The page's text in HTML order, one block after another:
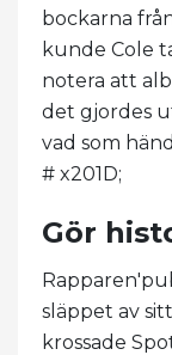
bockarna
kunde Cole
notera att
det gjordes
vad som
# x201D;
Gör
släppet av
krossade